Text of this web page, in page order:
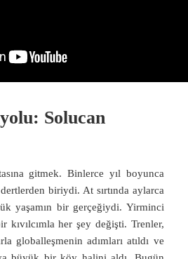
Solucan
gitmek. Binlerce yıl boyunca
biriydi. At sırtında aylarca
yaşamın bir gerçeğiydi. Yirminci
kıvılcımla her şey değişti. Trenler,
globalleşmenin adımları atıldı ve